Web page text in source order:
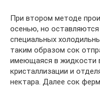
При втором методе
осенью, но
специальных
таким образом сок
имеющаяся в жидкости
кристаллизации и
нектара. Далее сок